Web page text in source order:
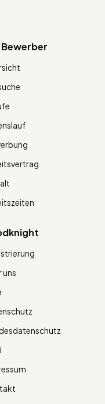
Bewerber
uns